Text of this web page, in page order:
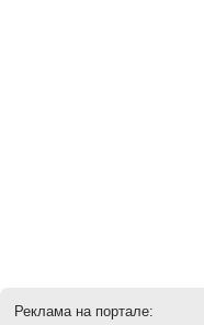
Реклама на портале: